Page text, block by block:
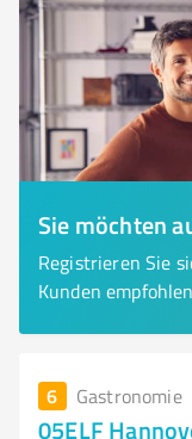
Sie möchten
Registrieren Sie
Kunden
6 Gastronomie
05ELF